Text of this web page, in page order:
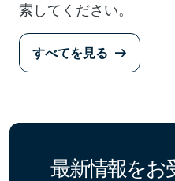
索してください。
すべてを見る
最新情報をお